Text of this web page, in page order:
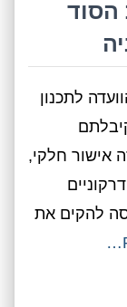
הסוד
לתכנון
אישור חלקי,
להקים את